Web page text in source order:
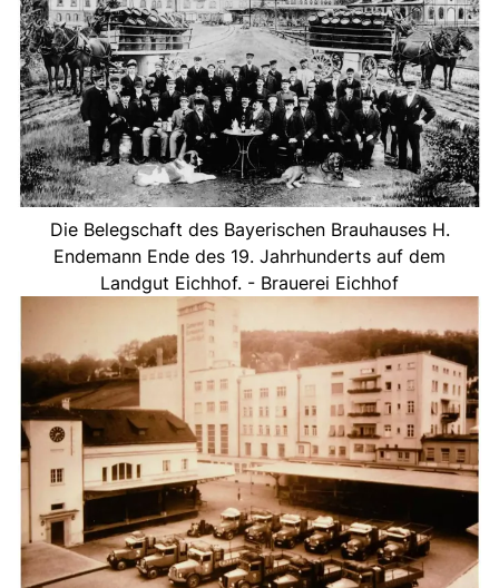
Die Belegschaft des Bayerischen Brauhauses H.
Endemann Ende des 19. Jahrhunderts auf dem
Landgut Eichhof. - Brauerei Eichhof